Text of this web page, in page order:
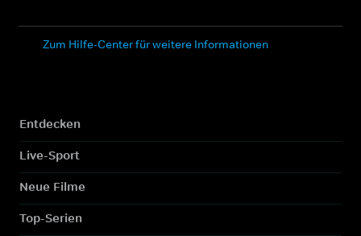
Zum Hilfe-Center für weitere Informationen
Entdecken
Live-Sport
Neue Filme
Top-Serien